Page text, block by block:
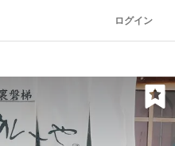
ログイン